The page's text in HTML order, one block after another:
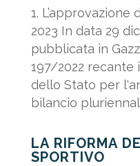
1.
2023 In data 29
pubblicata in
197/2022 recante
dello Stato per
bilancio
LA RIFORMA
SPORTIVO